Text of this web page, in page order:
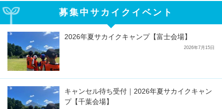
募集中サカイクイベント
2026年夏サカイクキャンプ【富士会場】
2026年7月15日
キャンセル待ち受付｜2026年夏サカイクキャン
プ【千葉会場】